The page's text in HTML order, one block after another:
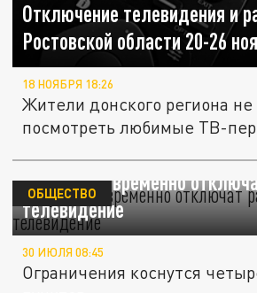
Отключение телевидения и
Ростовской области 20-26
18 НОЯБРЯ 18:26
Жители донского региона не
посмотреть любимые ТВ-
В Кузбассе временно
телевидение
ОБЩЕСТВО
30 ИЮЛЯ 08:45
Ограничения коснутся